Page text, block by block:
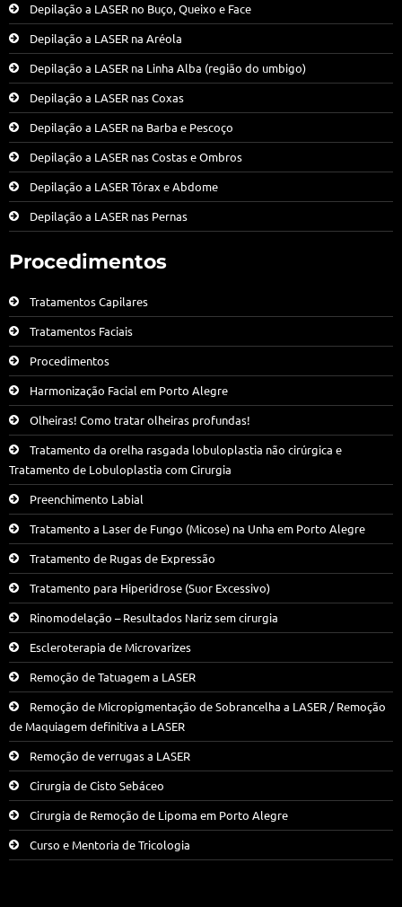
Depilação a LASER no Buço, Queixo e Face
Depilação a LASER na Aréola
Depilação a LASER na Linha Alba (região do umbigo)
Depilação a LASER nas Coxas
Depilação a LASER na Barba e Pescoço
Depilação a LASER nas Costas e Ombros
Depilação a LASER Tórax e Abdome
Depilação a LASER nas Pernas
Procedimentos
Tratamentos Capilares
Tratamentos Faciais
Procedimentos
Harmonização Facial em Porto Alegre
Olheiras! Como tratar olheiras profundas!
Tratamento da orelha rasgada lobuloplastia não cirúrgica e
Tratamento de Lobuloplastia com Cirurgia
Preenchimento Labial
Tratamento a Laser de Fungo (Micose) na Unha em Porto Alegre
Tratamento de Rugas de Expressão
Tratamento para Hiperidrose (Suor Excessivo)
Rinomodelação – Resultados Nariz sem cirurgia
Escleroterapia de Microvarizes
Remoção de Tatuagem a LASER
Remoção de Micropigmentação de Sobrancelha a LASER / Remoção
de Maquiagem definitiva a LASER
Remoção de verrugas a LASER
Cirurgia de Cisto Sebáceo
Cirurgia de Remoção de Lipoma em Porto Alegre
Curso e Mentoria de Tricologia